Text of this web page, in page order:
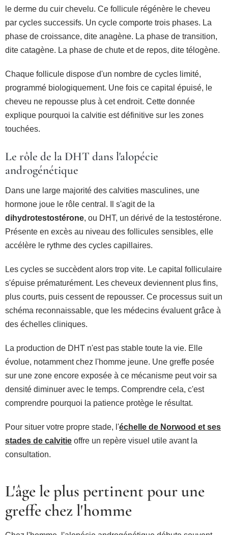
le derme du cuir chevelu. Ce follicule régénère le cheveu
par cycles successifs. Un cycle comporte trois phases. La
phase de croissance, dite anagène. La phase de transition,
dite catagène. La phase de chute et de repos, dite télogène.
Chaque follicule dispose d'un nombre de cycles limité,
programmé biologiquement. Une fois ce capital épuisé, le
cheveu ne repousse plus à cet endroit. Cette donnée
explique pourquoi la calvitie est définitive sur les zones
touchées.
Le rôle de la DHT dans l'alopécie
androgénétique
Dans une large majorité des calvities masculines, une
hormone joue le rôle central. Il s'agit de la
dihydrotestostérone, ou DHT, un dérivé de la testostérone.
Présente en excès au niveau des follicules sensibles, elle
accélère le rythme des cycles capillaires.
Les cycles se succèdent alors trop vite. Le capital folliculaire
s'épuise prématurément. Les cheveux deviennent plus fins,
plus courts, puis cessent de repousser. Ce processus suit un
schéma reconnaissable, que les médecins évaluent grâce à
des échelles cliniques.
La production de DHT n'est pas stable toute la vie. Elle
évolue, notamment chez l'homme jeune. Une greffe posée
sur une zone encore exposée à ce mécanisme peut voir sa
densité diminuer avec le temps. Comprendre cela, c'est
comprendre pourquoi la patience protège le résultat.
Pour situer votre propre stade, l'échelle de Norwood et ses
stades de calvitie offre un repère visuel utile avant la
consultation.
L'âge le plus pertinent pour une
greffe chez l'homme